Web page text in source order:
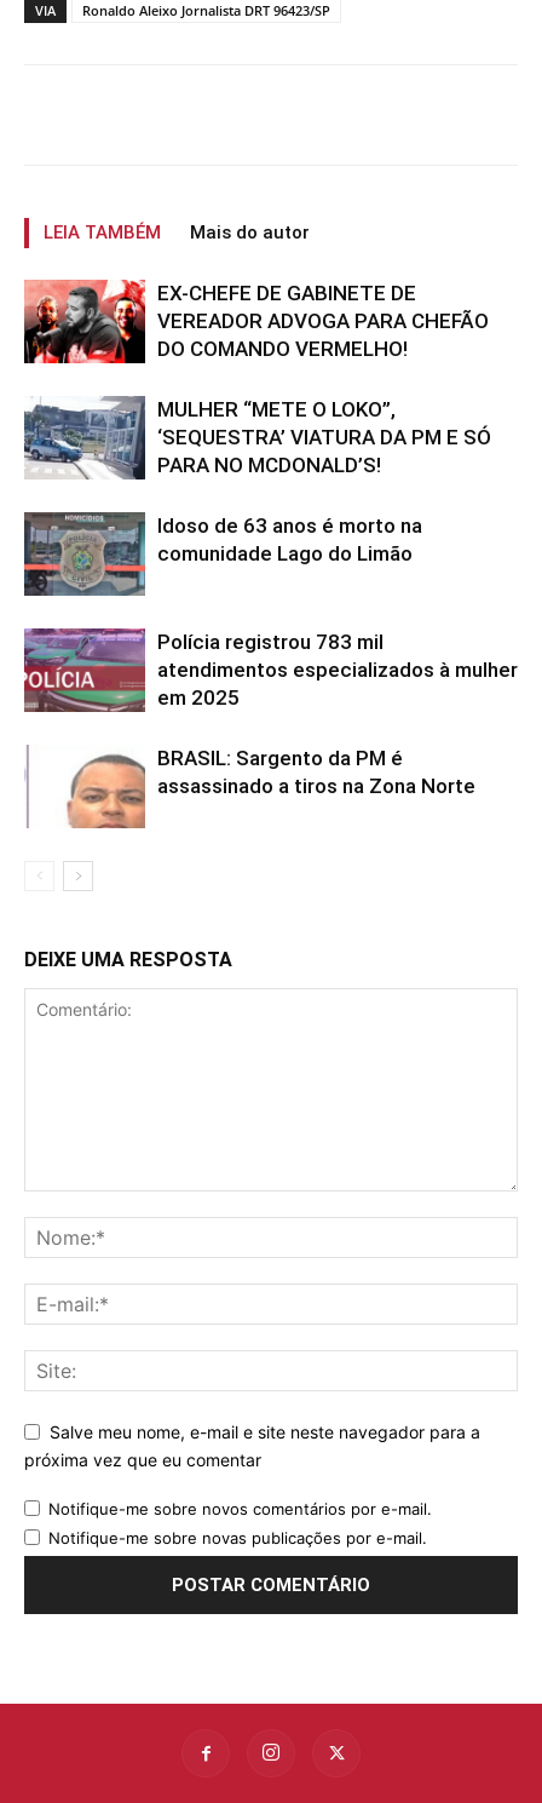
VIA Ronaldo Aleixo Jornalista DRT 96423/SP
LEIA TAMBÉM Mais do autor
EX-CHEFE DE GABINETE DE
VEREADOR ADVOGA PARA CHEFÃO
DO COMANDO VERMELHO!
MULHER “METE O LOKO”,
‘SEQUESTRA’ VIATURA DA PM E SÓ
PARA NO MCDONALD’S!
Idoso de 63 anos é morto na
comunidade Lago do Limão
Polícia registrou 783 mil
atendimentos especializados à mulher
em 2025
BRASIL: Sargento da PM é
assassinado a tiros na Zona Norte
DEIXE UMA RESPOSTA
Salve meu nome, e-mail e site neste navegador para a
próxima vez que eu comentar
Notifique-me sobre novos comentários por e-mail.
Notifique-me sobre novas publicações por e-mail.